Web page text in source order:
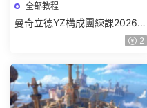
全部教程
曼奇立德YZ構成團練課2026年
8月已結課【畫質高清有課件】
2